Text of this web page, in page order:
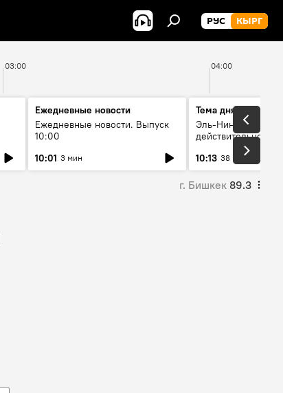
РУС КЫРГ
03:00 04:00
Ежедневные новости
Ежедневные новости. Выпуск
10:00
10:01 3 мин
Тема дня
Эль-Ниньо, жара и
действительно
погоду в
10:13 38 мин
г. Бишкек 89.3